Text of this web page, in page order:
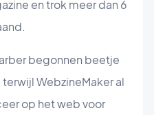
en trok meer dan 6
begonnen beetje
WebzineMaker al
op het web voor